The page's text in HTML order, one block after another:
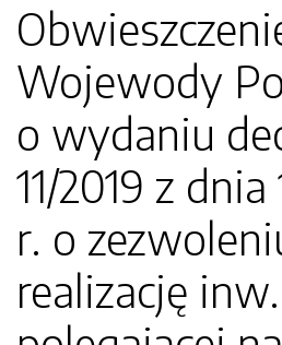
Wojewody
o wydaniu
11/2019 z
r. o
realizację